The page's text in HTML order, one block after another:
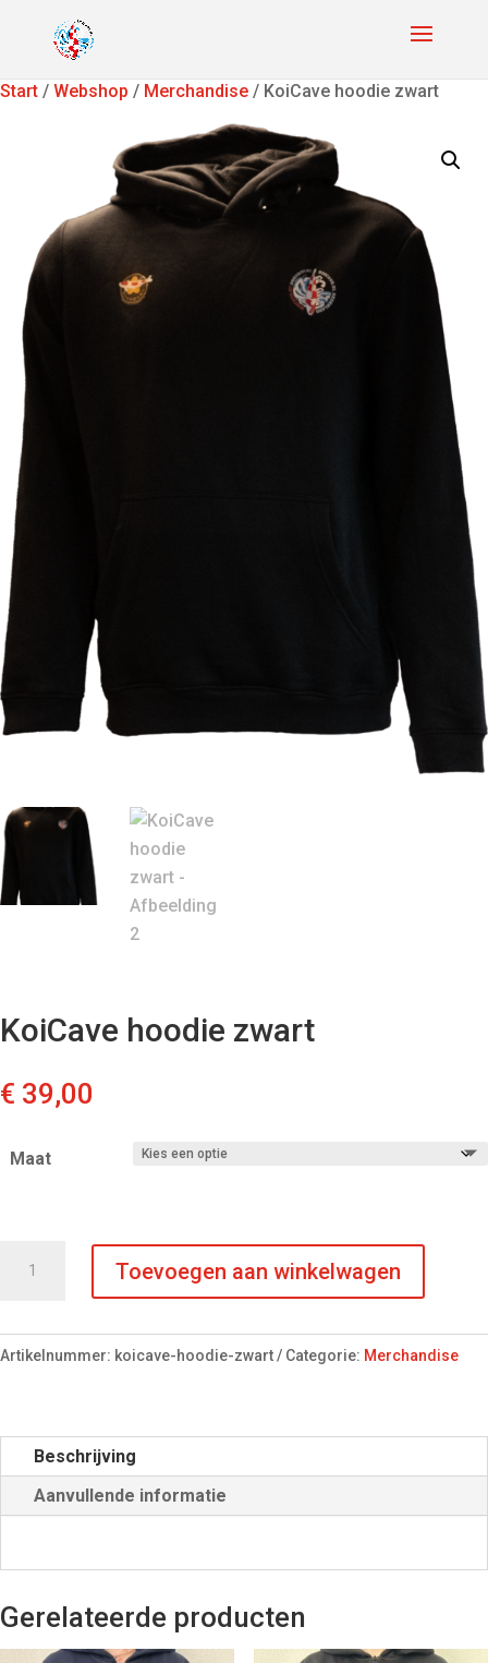
Start / Webshop / Merchandise / KoiCave hoodie zwart
KoiCave hoodie zwart
€ 39,00
Maat
Toevoegen aan winkelwagen
Artikelnummer: koicave-hoodie-zwart Categorie: Merchandise
Beschrijving
Aanvullende informatie
Gerelateerde producten